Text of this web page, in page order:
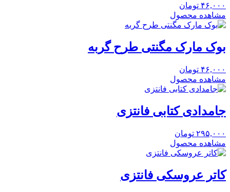
۴۶,۰۰۰ تومان
مشاهده محصول
بوک مارک مگنتی طرح گربه
۴۶,۰۰۰ تومان
مشاهده محصول
جامدادی کتابی فانتزی
۲۹۵,۰۰۰ تومان
مشاهده محصول
کاتر عروسکی فانتزی